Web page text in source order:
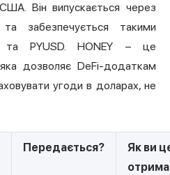
Він випускається через
забезпечується такими
та PYUSD. HONEY – це
дозволяє DeFi-додаткам
угоди в доларах, не
Передається?
Як ви